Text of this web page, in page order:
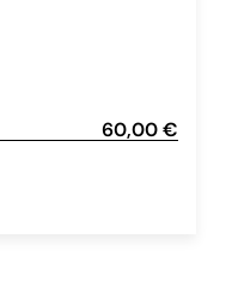
60,00€